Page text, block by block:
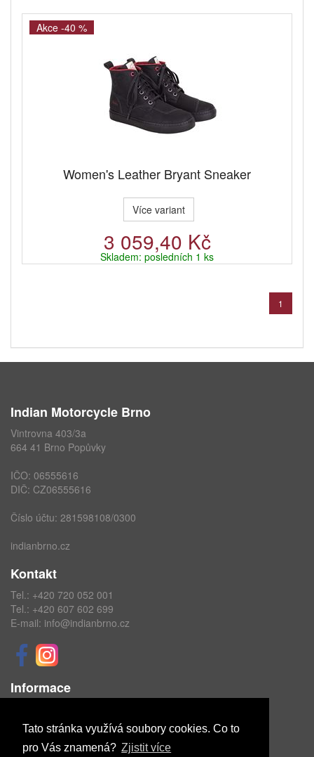
Tato stránka využívá soubory cookies. Co to
pro Vás znamená? Zjistit více
Akce -40 %
Women's Leather Bryant Sneaker
Více variant
3 059,40 Kč
Skladem: posledních 1 ks
1
Indian Motorcycle Brno
Vintrovna 403/3a
664 41 Brno Popůvky
IČO: 06555616
DIČ: CZ06555616
Číslo účtu: 281598108/0300
indianbrno.cz
Kontakt
Tel.: +420 720 052 001
Tel.: +420 607 602 699
E-mail: info@indianbrno.cz
Informace
Ochrana osobních údajů